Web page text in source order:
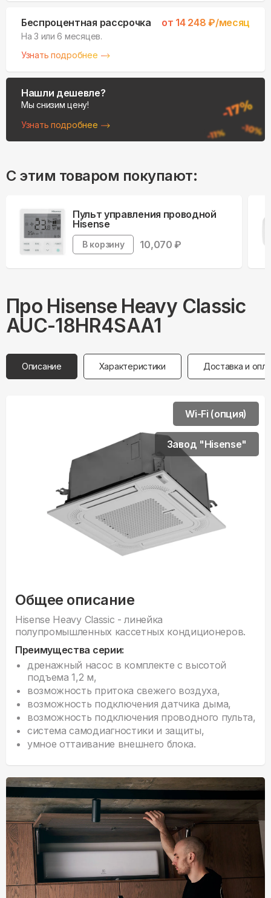
Беспроцентная рассрочка от 14 248 ₽/месяц
На 3 или 6 месяцев.
Узнать подробнее
Нашли дешевле?
Мы снизим цену!
Узнать подробнее
С этим товаром покупают:
Пульт управления проводной
Hisense
В корзину 10,070 ₽
Про Hisense Heavy Classic
AUC-18HR4SAA1
Описание Характеристики Доставка и
Общее описание
Hisense Heavy Classic - линейка
полупромышленных кассетных кондиционеров.
Преимущества серии:
дренажный насос в комплекте с высотой
подъема 1,2 м,
возможность притока свежего воздуха,
возможность подключения датчика дыма,
возможность подключения проводного пульта,
система самодиагностики и защиты,
умное оттаивание внешнего блока.
Wi-Fi (опция)
Завод "Hisense"